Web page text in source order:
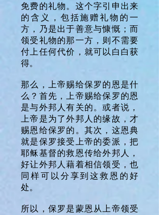
免费的礼物。这个字引申出来
的含义，包括施赠礼物的一
方，乃是出于善意与慷慨；而
领受礼物的那一方，则不需要
付上任何代价，就可以白白获
得。
那么，上帝赐给保罗的恩是什
么？首先，上帝赐给保罗的恩
是与外邦人有关的。或者说，
上帝是为了外邦人的缘故，才
赐恩给保罗的。其次，这恩典
就是保罗接受上帝的委派，把
耶稣基督的救恩传给外邦人，
好让外邦人藉着相信领受，也
同样可以分享到这救恩的好
处。
所以，保罗是蒙恩从上帝领受